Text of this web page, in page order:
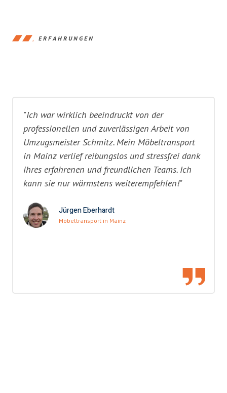
ERFAHRUNGEN
"Ich war wirklich beeindruckt von der
professionellen und zuverlässigen Arbeit von
Umzugsmeister Schmitz. Mein Möbeltransport
in Mainz verlief reibungslos und stressfrei dank
ihres erfahrenen und freundlichen Teams. Ich
kann sie nur wärmstens weiterempfehlen!"
Jürgen Eberhardt
Möbeltransport in Mainz